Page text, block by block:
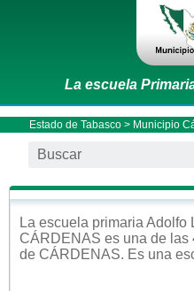
La escuela
Estado de Tabasco > Municipio
La escuela primaria Adolfo
CÁRDENAS es una de las
de CÁRDENAS. Es una